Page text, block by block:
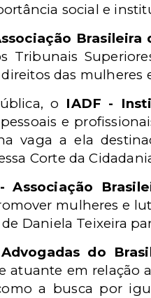
social e
Brasileira
Tribunais
das mulheres
o IADF -
e
vaga a ela
Corte da
Associação
mulheres e
Daniela Teixeira
Advogadas do
atuante em relação
a busca por